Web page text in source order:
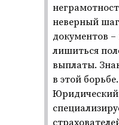
неверный
документов
лишиться
выплаты.
в этой борьбе.